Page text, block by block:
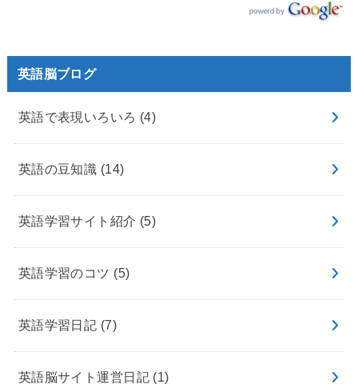
英語脳ブログ
英語で表現いろいろ (4)
英語の豆知識 (14)
英語学習サイト紹介 (5)
英語学習のコツ (5)
英語学習日記 (7)
英語脳サイト運営日記 (1)